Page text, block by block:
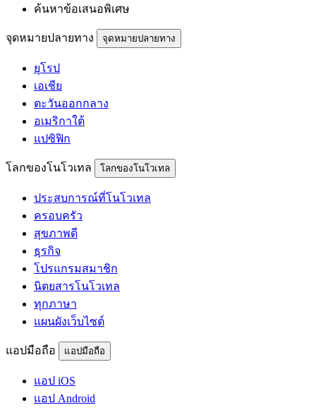
ค้นหาข้อเสนอพิเศษ
จุดหมายปลายทาง จุดหมายปลายทาง
ยุโรป
เอเชีย
ตะวันออกกลาง
อเมริกาใต้
แปซิฟิก
โลกของโนโวเทล โลกของโนโวเทล
ประสบการณ์ที่โนโวเทล
ครอบครัว
สุขภาพดี
ธุรกิจ
โปรแกรมสมาชิก
นิตยสารโนโวเทล
ทุกภาษา
แผนผังเว็บไซต์
แอปมือถือ แอปมือถือ
แอป iOS
แอป Android